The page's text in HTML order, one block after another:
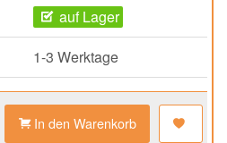
auf Lager
1-3 Werktage
In den Warenkorb